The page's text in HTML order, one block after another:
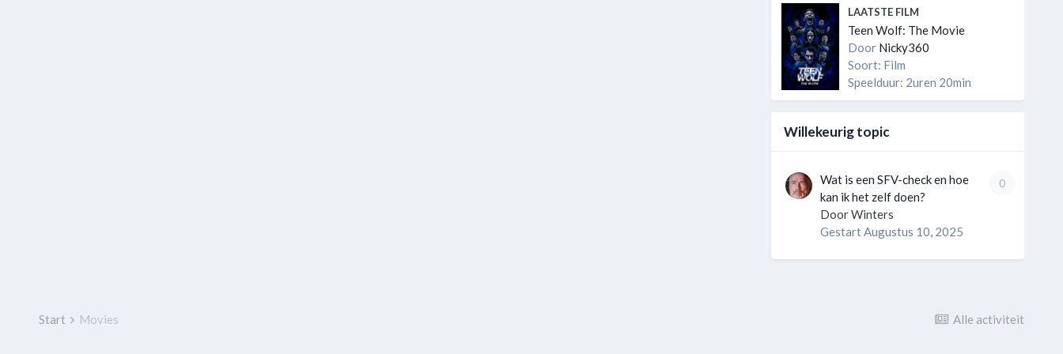
LAATSTE FILM
Teen Wolf: The Movie
Door Nicky360
Soort: Film
Speelduur: 2uren 20min
Willekeurig topic
0
Wat is een SFV-check en hoe
kan ik het zelf doen?
DoorWinters
GestartAugustus 10, 2025
Alle activiteit
Start Movies